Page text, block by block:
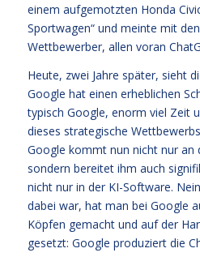
einem aufgemotzten Honda
Sportwagen“ und meinte mit
Wettbewerber, allen voran
Heute, zwei Jahre später, sieht
Google hat einen erheblichen
typisch Google, enorm viel Zeit
dieses strategische
Google kommt nun nicht nur an
sondern bereitet ihm auch
nicht nur in der KI-Software.
dabei war, hat man bei Google
Köpfen gemacht und auf der
gesetzt: Google produziert die